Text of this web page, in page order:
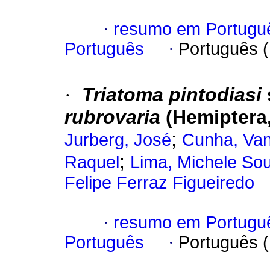
· resumo em
Português
· Português
· Triatoma pintodiasi
rubrovaria
Jurberg, José; Cunha,
Raquel ; Lima, Michele
Felipe Ferraz Figueiredo
· resumo em
Português
· Português